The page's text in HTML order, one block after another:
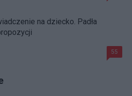
na dziecko. Padła
55